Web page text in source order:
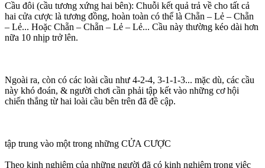
Cầu đôi (cầu tương xứng hai bên): Chuỗi kết quả trả về cho tất cả
hai cửa cược là tương đồng, hoàn toàn có thể là Chẵn – Lẻ – Chẵn
– Lẻ... Hoặc Chẵn – Chẵn – Lẻ – Lẻ... Cầu này thường kéo dài hơn
nữa 10 nhịp trở lên.
Ngoài ra, còn có các loài cầu như 4-2-4, 3-1-1-3... mặc dù, các cầu
này khó đoán, & người chơi cần phải tập kết vào những cơ hội
chiến thắng từ hai loài cầu bên trên đã đề cập.
tập trung vào một trong những CỬA CƯỢC
Theo kinh nghiệm của những người đã có kinh nghiệm trong việc